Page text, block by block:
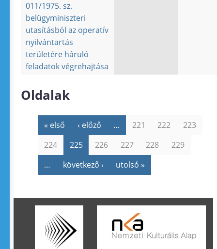
011/1975. sz.
belügyminiszteri
utasításból az operatív
nyilvántartás
területére háruló
feladatok végrehajtása
Oldalak
« első ‹ előző … 221 222
223
224
225 226 227 228
229
…
következő › utolsó »